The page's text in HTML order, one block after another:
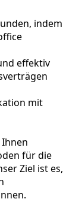
indem
effektiv
mit
für die
Ziel ist es,